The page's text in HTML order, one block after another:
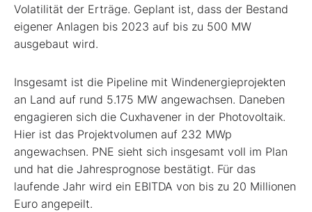
Volatilität der Erträge. Geplant ist, dass der Bestand
eigener Anlagen bis 2023 auf bis zu 500 MW
ausgebaut wird.
Insgesamt ist die Pipeline mit Windenergieprojekten
an Land auf rund 5.175 MW angewachsen. Daneben
engagieren sich die Cuxhavener in der Photovoltaik.
Hier ist das Projektvolumen auf 232 MWp
angewachsen. PNE sieht sich insgesamt voll im Plan
und hat die Jahresprognose bestätigt. Für das
laufende Jahr wird ein EBITDA von bis zu 20 Millionen
Euro angepeilt.